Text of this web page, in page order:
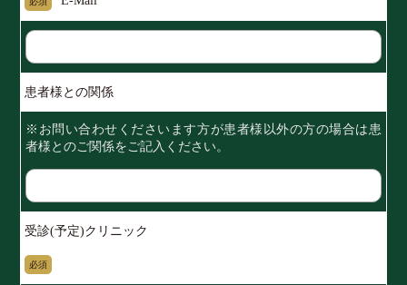
患者様との関係
※お問い合わせくださいます方が患者様以外の方の場合は患
者様とのご関係をご記入ください。
受診(予定)クリニック
必須